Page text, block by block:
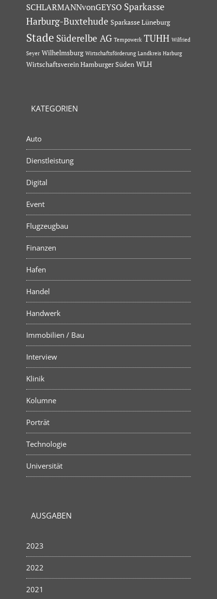
SCHLARMANNvonGEYSO Sparkasse
Harburg-Buxtehude Sparkasse Lüneburg
Stade Süderelbe AG Tempowerk TUHH Wilfried
Seyer Wilhelmsburg Wirtschaftsförderung Landkreis Harburg
Wirtschaftsverein Hamburger Süden WLH
KATEGORIEN
Auto
Dienstleistung
Digital
Event
Flugzeugbau
Finanzen
Hafen
Handel
Handwerk
Immobilien / Bau
Interview
Klinik
Kolumne
Porträt
Technologie
Universität
AUSGABEN
2023
2022
2021